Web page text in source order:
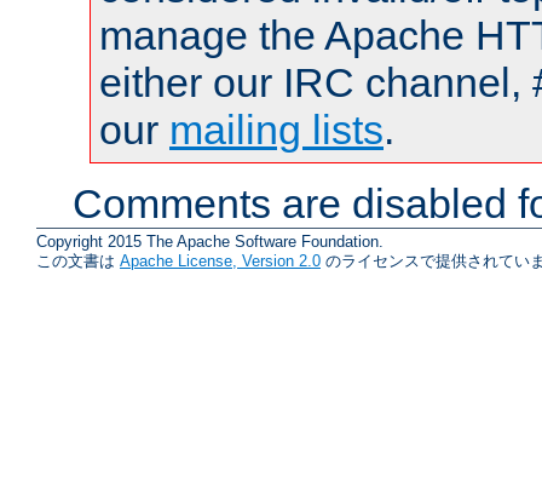
manage the Apache
either our IRC channel,
our mailing lists.
Comments are disabled
Copyright 2015 The Apache Software Foundation.
この文書は Apache License, Version 2.0 のライセンスで提供されてい